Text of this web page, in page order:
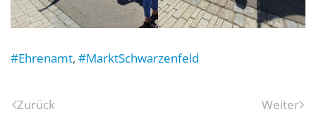
#Ehrenamt, #MarktSchwarzenfeld
Zurück Weiter